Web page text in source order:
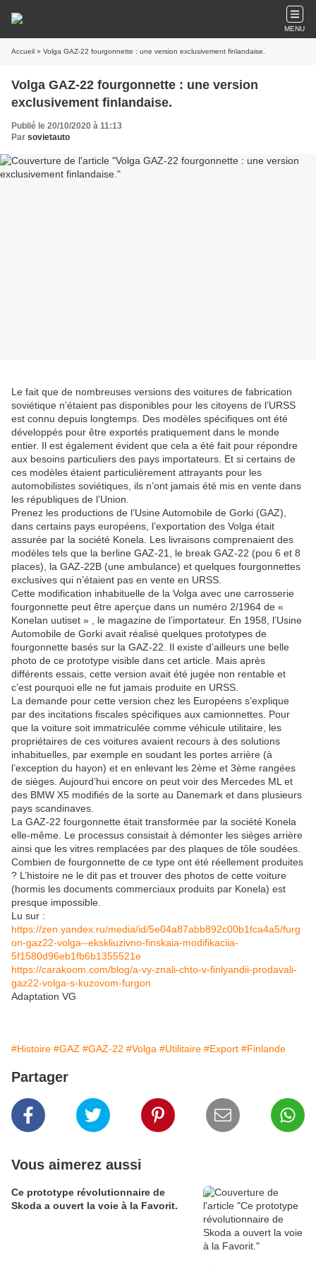
MENU
Accueil » Volga GAZ-22 fourgonnette : une version exclusivement finlandaise.
Volga GAZ-22 fourgonnette : une version
exclusivement finlandaise.
Publié le 20/10/2020 à 11:13
Par sovietauto
Le fait que de nombreuses versions des voitures de fabrication
soviétique n’étaient pas disponibles pour les citoyens de l’URSS
est connu depuis longtemps. Des modèles spécifiques ont été
développés pour être exportés pratiquement dans le monde
entier. Il est également évident que cela a été fait pour répondre
aux besoins particuliers des pays importateurs. Et si certains de
ces modèles étaient particulièrement attrayants pour les
automobilistes soviétiques, ils n’ont jamais été mis en vente dans
les républiques de l’Union.
Prenez les productions de l’Usine Automobile de Gorki (GAZ),
dans certains pays européens, l’exportation des Volga était
assurée par la société Konela. Les livraisons comprenaient des
modèles tels que la berline GAZ-21, le break GAZ-22 (pou 6 et 8
places), la GAZ-22B (une ambulance) et quelques fourgonnettes
exclusives qui n’étaient pas en vente en URSS.
Cette modification inhabituelle de la Volga avec une carrosserie
fourgonnette peut être aperçue dans un numéro 2/1964 de «
Konelan uutiset » , le magazine de l’importateur. En 1958, l’Usine
Automobile de Gorki avait réalisé quelques prototypes de
fourgonnette basés sur la GAZ-22. Il existe d’ailleurs une belle
photo de ce prototype visible dans cet article. Mais après
différents essais, cette version avait été jugée non rentable et
c’est pourquoi elle ne fut jamais produite en URSS.
La demande pour cette version chez les Européens s’explique
par des incitations fiscales spécifiques aux camionnettes. Pour
que la voiture soit immatriculée comme véhicule utilitaire, les
propriétaires de ces voitures avaient recours à des solutions
inhabituelles, par exemple en soudant les portes arrière (à
l’exception du hayon) et en enlevant les 2ème et 3ème rangées
de sièges. Aujourd’hui encore on peut voir des Mercedes ML et
des BMW X5 modifiés de la sorte au Danemark et dans plusieurs
pays scandinaves.
La GAZ-22 fourgonnette était transformée par la société Konela
elle-même. Le processus consistait à démonter les sièges arrière
ainsi que les vitres remplacées par des plaques de tôle soudées.
Combien de fourgonnette de ce type ont été réellement produites
? L’histoire ne le dit pas et trouver des photos de cette voiture
(hormis les documents commerciaux produits par Konela) est
presque impossible.
Lu sur :
https://zen.yandex.ru/media/id/5e04a87abb892c00b1fca4a5/furg
on-gaz22-volga--ekskliuzivno-finskaia-modifikaciia-
5f1580d96eb1fb6b1355521e
https://carakoom.com/blog/a-vy-znali-chto-v-finlyandii-prodavali-
gaz22-volga-s-kuzovom-furgon
Adaptation VG
#Histoire #GAZ #GAZ-22 #Volga #Utilitaire #Export #Finlande
Partager
Vous aimerez aussi
Ce prototype révolutionnaire de
Skoda a ouvert la voie à la Favorit.